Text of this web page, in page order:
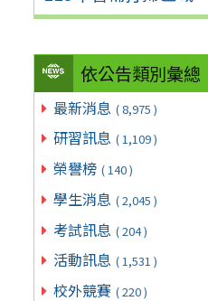
依公告類別彙總
最新消息 ( 8,975 )
研習訊息 ( 1,109 )
榮譽榜 ( 140 )
學生消息 ( 2,045 )
考試訊息 ( 204 )
活動訊息 ( 1,531 )
校外競賽 ( 220 )